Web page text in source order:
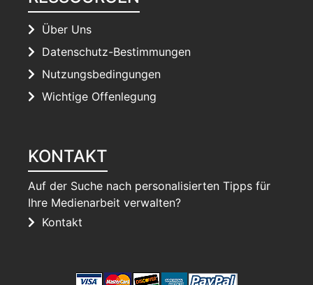
Über Uns
Datenschutz-Bestimmungen
Nutzungsbedingungen
Wichtige Offenlegung
KONTAKT
Auf der Suche nach personalisierten Tipps für
Ihre Medienarbeit verwalten?
Kontakt